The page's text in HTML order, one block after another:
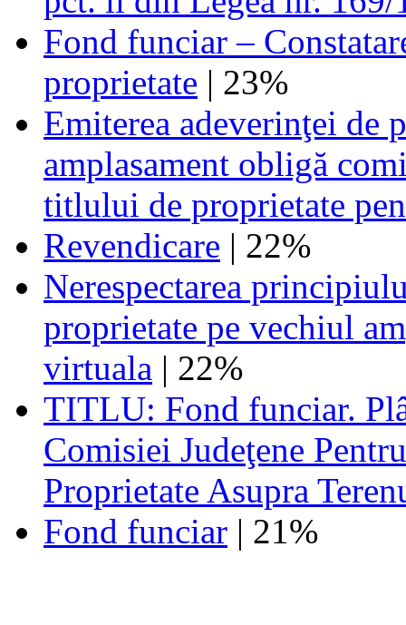
Fond funciar –
proprietate | 23%
Emiterea adeverinţei de
amplasament obligă
titlului de proprietate
Revendicare | 22%
Nerespectarea
proprietate pe vechiul
virtuala | 22%
TITLU: Fond funciar.
Comisiei Judeţene
Proprietate Asupra
Fond funciar | 21%